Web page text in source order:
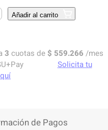
Añadir al carrito
3 cuotas de $ 559.266 /mes
Solicita tu
de Pagos